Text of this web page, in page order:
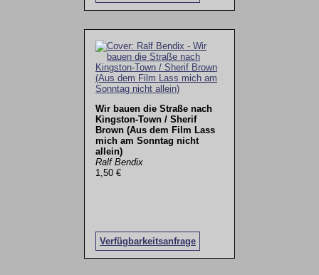
Wir bauen die Straße nach
Kingston-Town / Sherif
Brown (Aus dem Film Lass
mich am Sonntag nicht
allein)
Ralf Bendix
1,50 €
Verfügbarkeitsanfrage